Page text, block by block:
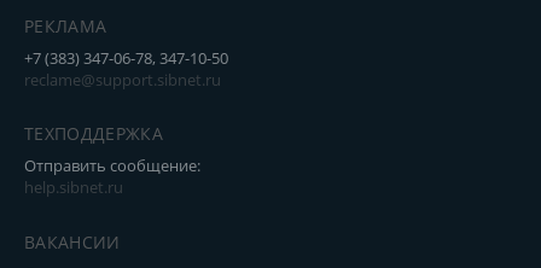
РЕКЛАМА
+7 (383) 347-06-78, 347-10-50
reclame@support.sibnet.ru
ТЕХПОДДЕРЖКА
Отправить сообщение:
help.sibnet.ru
ВАКАНСИИ